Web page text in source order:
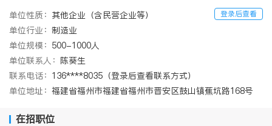
拓展至芯片分销等新兴产业赛道。商标方面，除了核心品牌'茶花'，
公司近期还申请注册了'CHAHUA'等多类别商标，覆盖厨房洁具、办
公用品和医疗器械等领域。
风险概览
风险方面共发现企业有天眼风险信息256条；还发现企业有裁判文书
5条；涉诉关系23条，开庭公告13条，立案信息9条。
登录后查看
单位性质： 其他企业（含民营企业等）
单位行业： 制造业
单位规模： 500-1000人
单位联系人： 陈葵生
联系电话： 136****8035（登录后查看联系方式）
单位地址： 福建省福州市福建省福州市晋安区鼓山镇蕉坑路168号
在招职位